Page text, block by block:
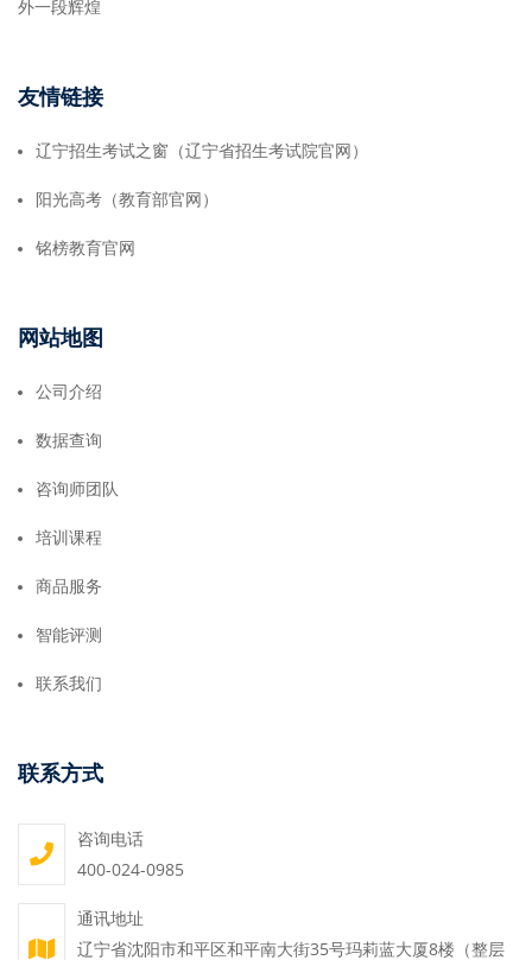
外一段辉煌
友情链接
辽宁招生考试之窗（辽宁省招生考试院官网）
阳光高考（教育部官网）
铭榜教育官网
网站地图
公司介绍
数据查询
咨询师团队
培训课程
商品服务
智能评测
联系我们
联系方式
咨询电话
400-024-0985
通讯地址
辽宁省沈阳市和平区和平南大街35号玛莉蓝大厦8楼（整层